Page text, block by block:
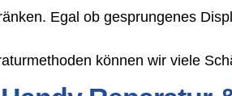
Egal ob gesprungenes
können wir viele